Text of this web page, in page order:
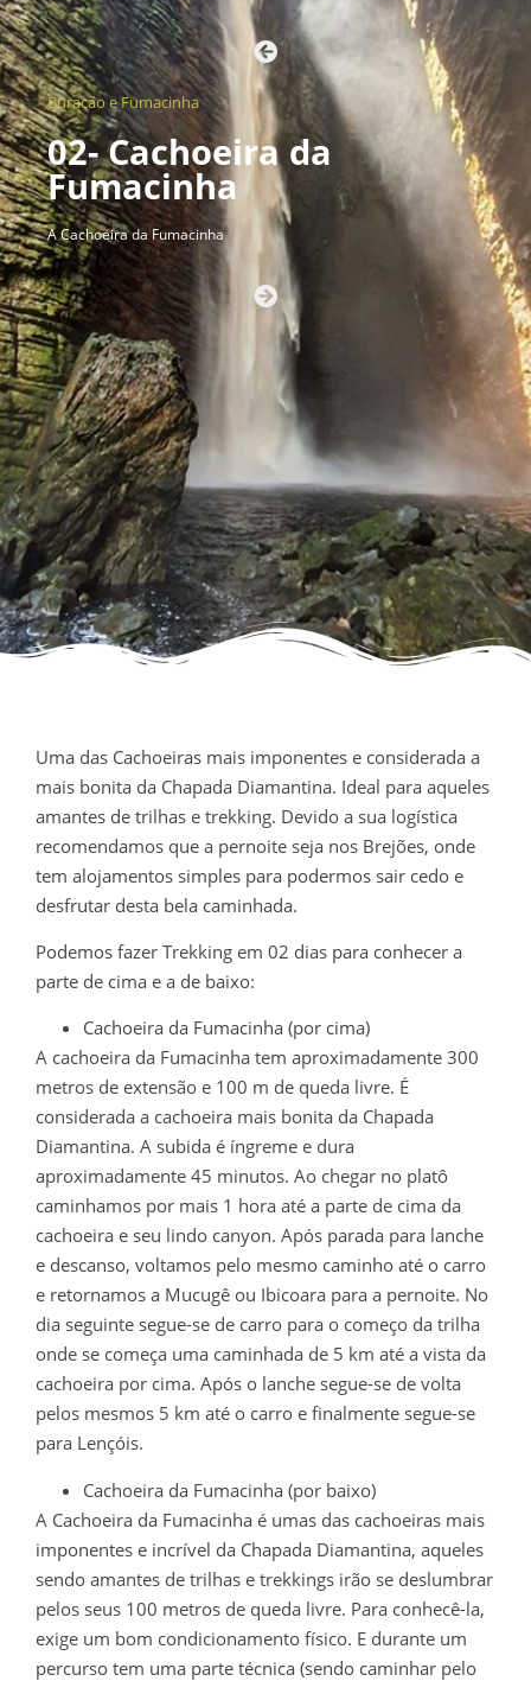
Buracão e Fumacinha
02- Cachoeira da
Fumacinha
A Cachoeira da Fumacinha
Uma das Cachoeiras mais imponentes e considerada a
mais bonita da Chapada Diamantina. Ideal para aqueles
amantes de trilhas e trekking. Devido a sua logística
recomendamos que a pernoite seja nos Brejões, onde
tem alojamentos simples para podermos sair cedo e
desfrutar desta bela caminhada.
Podemos fazer Trekking em 02 dias para conhecer a
parte de cima e a de baixo:
Cachoeira da Fumacinha (por cima)
A cachoeira da Fumacinha tem aproximadamente 300
metros de extensão e 100 m de queda livre. É
considerada a cachoeira mais bonita da Chapada
Diamantina. A subida é íngreme e dura
aproximadamente 45 minutos. Ao chegar no platô
caminhamos por mais 1 hora até a parte de cima da
cachoeira e seu lindo canyon. Após parada para lanche
e descanso, voltamos pelo mesmo caminho até o carro
e retornamos a Mucugê ou Ibicoara para a pernoite. No
dia seguinte segue-se de carro para o começo da trilha
onde se começa uma caminhada de 5 km até a vista da
cachoeira por cima. Após o lanche segue-se de volta
pelos mesmos 5 km até o carro e finalmente segue-se
para Lençóis.
Cachoeira da Fumacinha (por baixo)
A Cachoeira da Fumacinha é umas das cachoeiras mais
imponentes e incrível da Chapada Diamantina, aqueles
sendo amantes de trilhas e trekkings irão se deslumbrar
pelos seus 100 metros de queda livre. Para conhecê-la,
exige um bom condicionamento físico. E durante um
percurso tem uma parte técnica (sendo caminhar pelo